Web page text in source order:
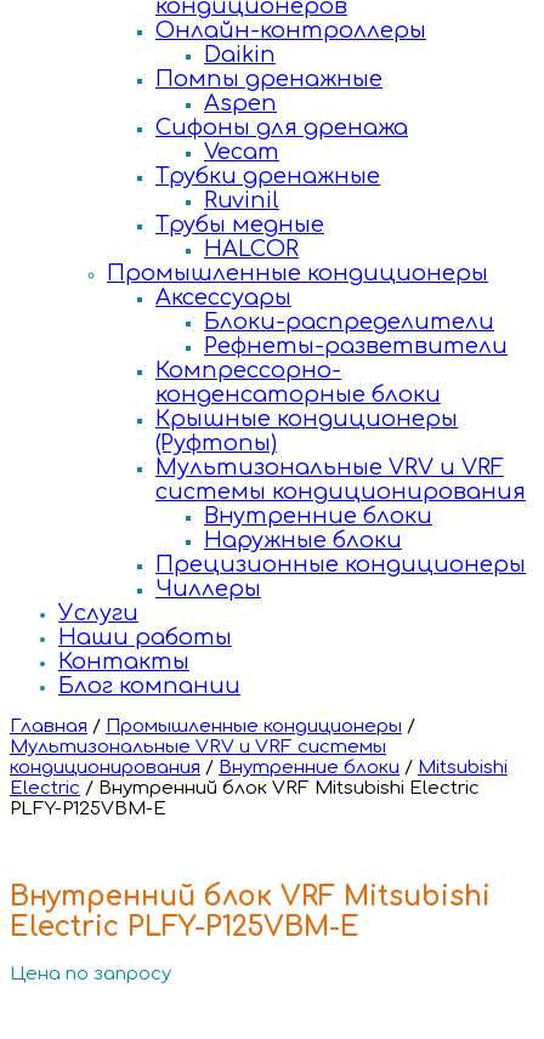
кондиционеров
Онлайн-контроллеры
Daikin
Помпы дренажные
Aspen
Сифоны для дренажа
Vecam
Трубки дренажные
Ruvinil
Трубы медные
HALCOR
Промышленные кондиционеры
Аксессуары
Блоки-распределители
Рефнеты-разветвители
Компрессорно-
конденсаторные блоки
Крышные кондиционеры
(Руфтопы)
Мультизональные VRV и VRF
системы кондиционирования
Внутренние блоки
Наружные блоки
Прецизионные кондиционеры
Чиллеры
Услуги
Наши работы
Контакты
Блог компании
Главная / Промышленные кондиционеры /
Мультизональные VRV и VRF системы
кондиционирования / Внутренние блоки / Mitsubishi
Electric / Внутренний блок VRF Mitsubishi Electric
PLFY-P125VBM-E
Внутренний блок VRF Mitsubishi
Electric PLFY-P125VBM-E
Цена по запросу